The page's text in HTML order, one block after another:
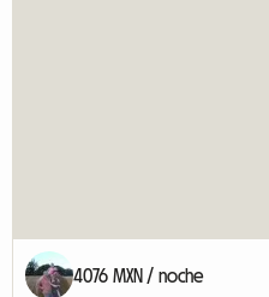
4076 MXN / noche